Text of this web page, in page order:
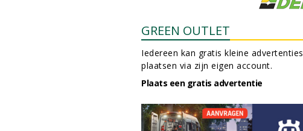
GREEN OUTLET
Iedereen kan gratis kleine advertenties
plaatsen via zijn eigen account.
Plaats een gratis advertentie